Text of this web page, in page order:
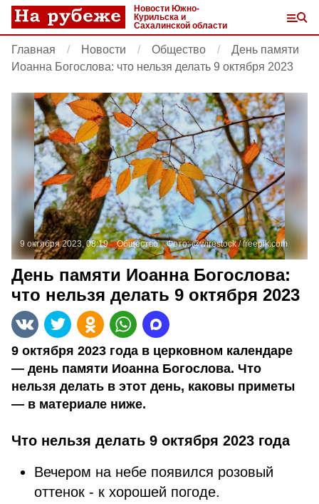
Новости Южно-
Курильска и
Сахалинской области
Главная Новости Общество
День памяти
Иоанна Богослова: что нельзя делать 9 октября 2023
9 октября 2023, 08:19 Общество Фото:@wirestock /freepik.com
День памяти Иоанна Богослова:
что нельзя делать 9 октября 2023
9 октября 2023 года в церковном календаре
— день памяти Иоанна Богослова. Что
нельзя делать в этот день, каковы приметы
— в материале ниже.
Что нельзя делать 9 октября 2023 года
Вечером на небе появился розовый
оттенок - к хорошей погоде.